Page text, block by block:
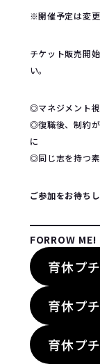
※開催予定は変
チケット販売開
い。
◎マネジメント
◎復職後、制約
に
◎同じ志を持つ
ご参加をお待ち
FORROW ME!
育休プ
育休プ
育休プ